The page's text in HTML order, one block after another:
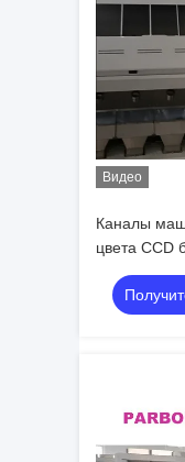
Видео
Каналы
цвета CCD